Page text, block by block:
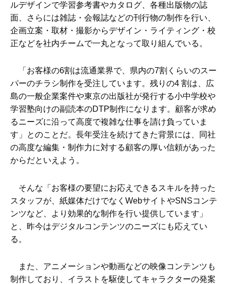
ルデザインで学習参考書やカタログ、各種出版物の誌
面、さらには雑誌・会報誌などの刊行物の制作を行い、
企画立案・取材・撮影からデザイン・ライティング・校
正などを社内チームで一丸となって取り組んでいる。
「お客様の6割は流通業界で、県内の7割くらいのスー
パーのチラシ制作を受注しています。残りの4 割は、広
島の一般企業案件や東京の出版社が発行する小中学校や
学習塾向けの副読本のDTP制作になります。顧客が求め
るニーズに沿って高度で複雑な仕事を請け負っていま
す」とのことだ。長年受注を続けてきた背景には、同社
の高度な編集・制作力に対する顧客の厚い信頼があった
からだといえよう。
そんな「お客様の要望にお応えできるスキルを持った
スタッフが、紙媒体だけでなくWebサイトやSNSコンテ
ンツなど、より効果的な制作を行い提供しています」
と、昨今はデジタルコンテンツのニーズにも応えてい
る。
また、アニメーションや動画などの映像コンテンツも
制作しており、イラストを駆使してキャラクターの発案